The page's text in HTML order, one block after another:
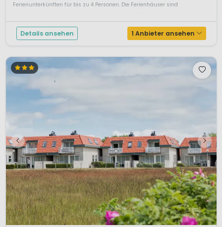
Ferienunterkünften für bis zu 4 Personen. Die Ferienhäuser sind
Details ansehen 1 Anbieter ansehen